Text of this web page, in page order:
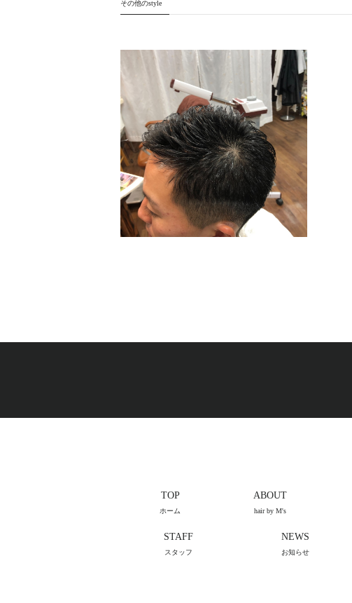
その他のstyle
TOP
ホーム
ABOUT
hair by M's
STAFF
スタッフ
NEWS
お知らせ